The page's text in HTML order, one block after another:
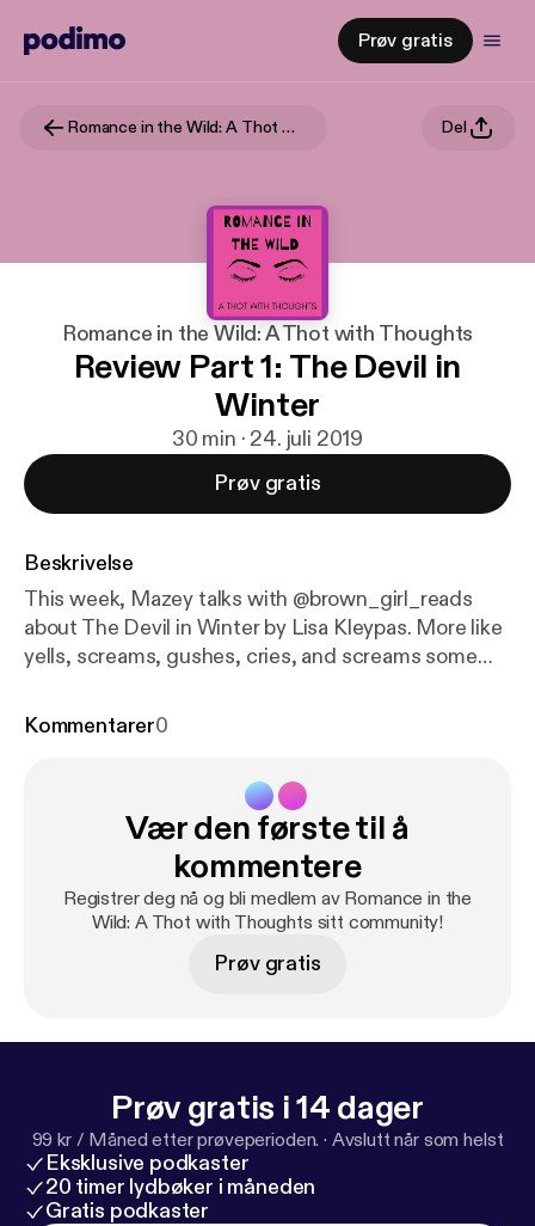
Prøv gratis
Romance in the Wild: A Thot with Thoughts Del
Romance in the Wild: A Thot with Thoughts
Review Part 1: The Devil in
Winter
30 min · 24. juli 2019
Prøv gratis
Beskrivelse
This week, Mazey talks with @brown_girl_reads
about The Devil in Winter by Lisa Kleypas. More like
yells, screams, gushes, cries, and screams some
a bit shotty, but the power of friendship and love of
chor.fm/mazey-laurence/message
Kommentarer0
Vær den første til å
kommentere
Registrer deg nå og bli medlem av Romance in the
Wild: A Thot with Thoughts sitt community!
Prøv gratis
Prøv gratis i 14 dager
99 kr / Måned etter prøveperioden. · Avslutt når som helst
Eksklusive podkaster
20 timer lydbøker i måneden
Gratis podkaster